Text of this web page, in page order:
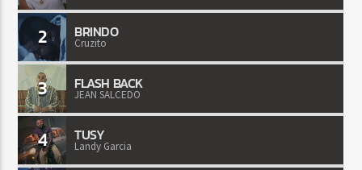
2 BRINDO
Cruzito
3 FLASH BACK
JEAN SALCEDO
4 TUSY
Landy Garcia